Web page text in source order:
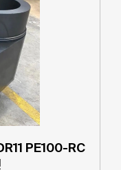
PE100-RC